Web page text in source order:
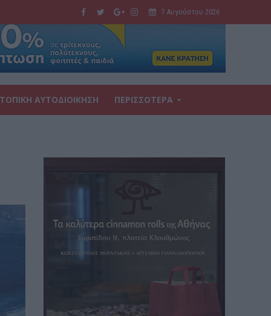
7 Αυγούστου 2026
ΑΥΤΟΔΙΟΙΚΗΣΗ ΠΕΡΙΣΣΟΤΕΡΑ